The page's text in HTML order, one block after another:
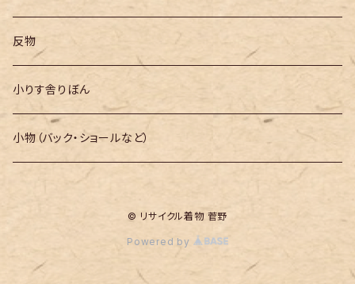
反物
小りす舎りぼん
小物（バック・ショールなど）
© リサイクル着物 菅野
Powered by